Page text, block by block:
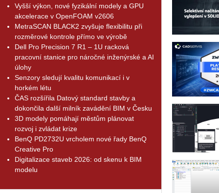
Vyšší výkon, nové fyzikální modely a GPU
akcelerace v OpenFOAM v2606
MetraSCAN BLACK2 zvyšuje flexibilitu při
rozměrové kontrole přímo ve výrobě
Dell Pro Precision 7 R1 – 1U racková
pracovní stanice pro náročné inženýrské a AI
úlohy
Senzory sledují kvalitu komunikací i v
horkém létu
ČAS rozšířila Datový standard stavby a
dokončila další milník zavádění BIM v Česku
3D modely pomáhají městům plánovat
rozvoj i zvládat krize
BenQ PD2732U vrcholem nové řady BenQ
Creative Pro
Digitalizace staveb 2026: od skenu k BIM
modelu